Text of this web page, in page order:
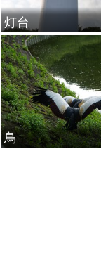
灯台
鳥